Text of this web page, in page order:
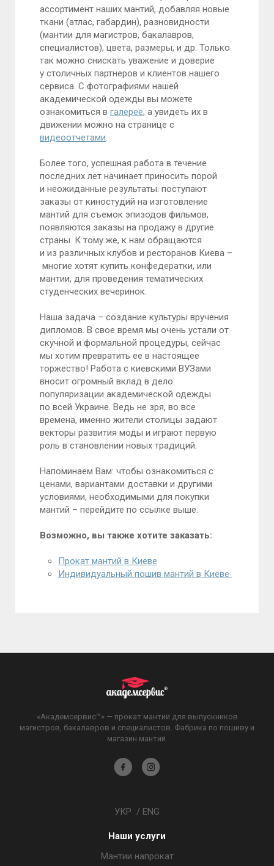
ассортимент наших мантий, добавляя новые
ткани (атлас, габардин), разновидности
(мантии для магистров, бакалавров,
специалистов), цвета, размеры, и др. Только
так можно снискать уважение и доверие
у столичных партнеров и клиентов нашего
сервиса. С фотографиями нашей
академической одежды вы можете
ознакомиться в галерее, а увидеть их в
движении можно на странице с
видеоотчетами.
Более того, успешная работа в течение
последних лет начинает приносить порой
и неожиданные результаты: поступают
заказы от киностудий на изготовление
мантий для съемок эпизодов фильмов,
появляются заказы на продажу в другие
страны. К тому же, к нам обращаются
и из различных клубов и ресторанов Киева –
многие хотят купить конфедератки, или
мантии, для проведения тематических
студенческих вечеринок.
Наша задача – создание культуры вручения
дипломов. В свое время мы очень устали от
скучной и формальной процедуры, сейчас
мы хотим превратить ее в настоящее
торжество! Работа с киевскими ВУЗами
вносит огромный вклад в дело
популяризации академической одежды
по всей Украине. Ведь не зря, во все
времена, именно жители столицы задают
векторы развития моды и играют первую
роль в становлении новых традиций.
Напоминаем Вам: чтобы ознакомиться с
ценами, вариантами доставки и другими
условиями, необходимыми для покупки
мантий – перейдите по ссылке выше.
Возможно, вы также хотите заказать:
Прокат мантий в Киеве
Индивидуальный пошив мантий в Киеве
«Академсервис™» — прокат мантий для выпускников
магистров, бакалавров и специалистов. Фабрика по пошиву и
магазин мантий.
Академсервис
УКР / ENG
Наши услуги
Мантии напрокат